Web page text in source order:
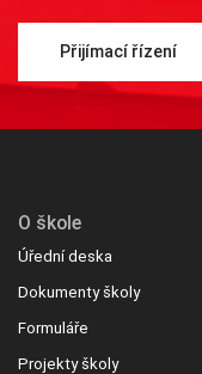
Přijímací řízení
O škole
Úřední deska
Dokumenty školy
Formuláře
Projekty školy